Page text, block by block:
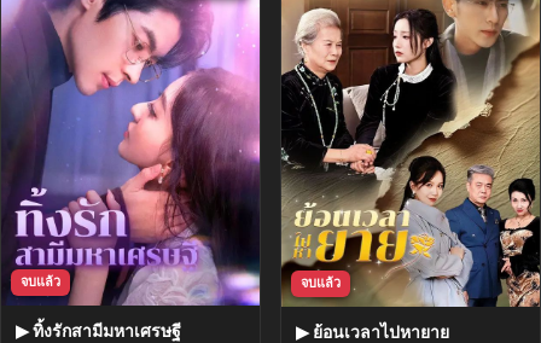
จบแล้ว
▶ ทิ้งรักสามีมหาเศรษฐี
จบแล้ว
▶ ย้อนเวลาไปหายาย